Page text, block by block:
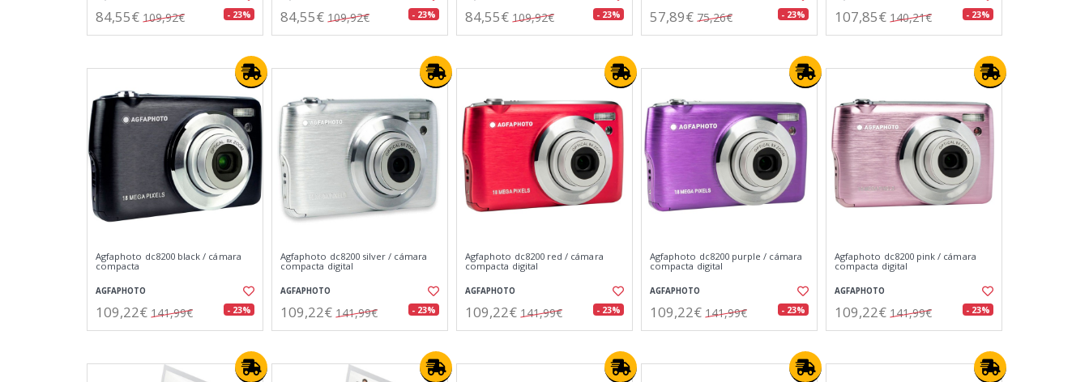
84,55€ 109,92€ - 23% 84,55€ 109,92€ - 23% 84,55€ 109,92€ - 23% 57,89€ 75,26€ - 23% 107,85€ 140,21€ - 23%
Agfaphoto dc8200 black / cámara
compacta
AGFAPHOTO
109,22€ 141,99€ - 23%
Agfaphoto dc8200 silver / cámara
compacta digital
AGFAPHOTO
109,22€ 141,99€ - 23%
Agfaphoto dc8200 red / cámara
compacta digital
AGFAPHOTO
109,22€ 141,99€ - 23%
Agfaphoto dc8200 purple / cámara
compacta digital
AGFAPHOTO
109,22€ 141,99€ - 23%
Agfaphoto dc8200 pink / cámara
compacta digital
AGFAPHOTO
109,22€ 141,99€ - 23%